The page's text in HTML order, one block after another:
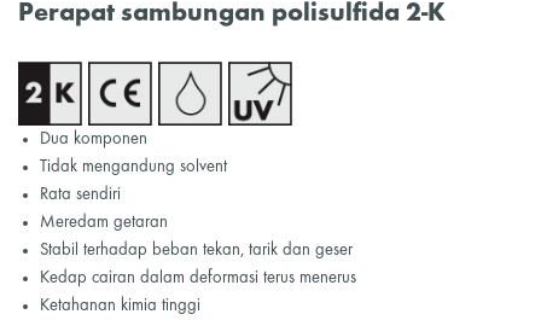
Perapat sambungan polisulfida 2-K
Dua komponen
Tidak mengandung solvent
Rata sendiri
Meredam getaran
Stabil terhadap beban tekan, tarik dan geser
Kedap cairan dalam deformasi terus menerus
Ketahanan kimia tinggi